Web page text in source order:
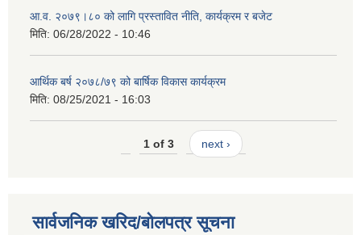
आ.व. २०७९।८० को लागि प्रस्तावित नीति, कार्यक्रम र बजेट
मिति: 06/28/2022 - 10:46
आर्थिक बर्ष २०७८/७९ को बार्षिक विकास कार्यक्रम
मिति: 08/25/2021 - 16:03
1 of 3 next ›
सार्वजनिक खरिद/बोलपत्र सूचना